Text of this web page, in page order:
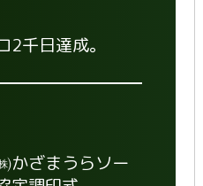
2千日達成。
かざまうらソー